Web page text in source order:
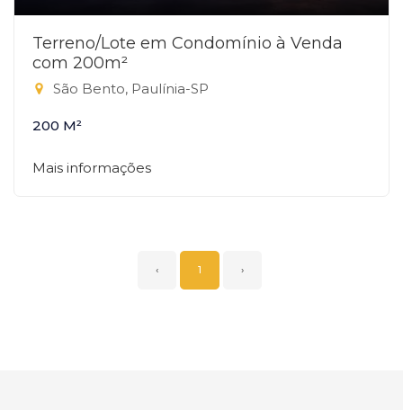
Terreno/Lote em Condomínio à Venda
com 200m²
São Bento, Paulínia-SP
200 M²
Mais informações
‹ 1 ›